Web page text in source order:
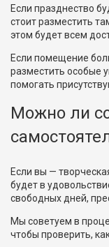
Если празднество
стоит разместить
этом будет всем
Если помещение
разместить особые
помогать
Можно ли
Если вы —
будет в
свободных дней,
Мы советуем в
чтобы проверить,